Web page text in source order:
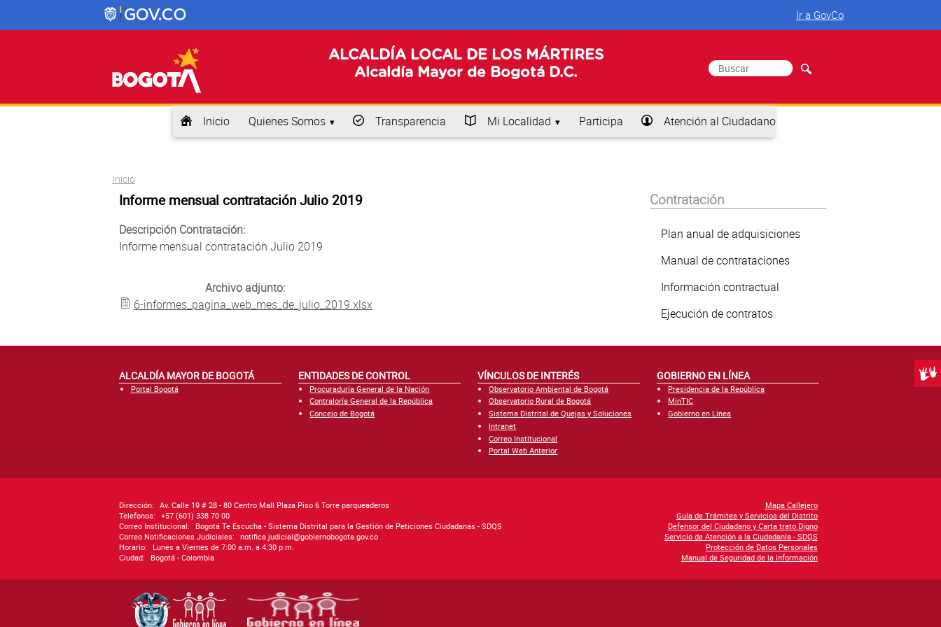
Ir a GovCo
ALCALDÍA LOCAL DE LOS MÁRTIRES
Alcaldía Mayor de Bogotá D.C.
Formulario de búsqueda
Buscar
Inicio Quienes Somos Transparencia Mi Localidad Participa Atención al Ciudadano
Usted está aquí
Inicio
Informe mensual contratación Julio 2019
Descripción Contratación:
Informe mensual contratación Julio 2019
Archivo adjunto:
6-informes_pagina_web_mes_de_julio_2019.xlsx
Contratación
Plan anual de adquisiciones
Manual de contrataciones
Información contractual
Ejecución de contratos
ALCALDÍA MAYOR DE BOGOTÁ
Portal Bogotá
ENTIDADES DE CONTROL
Procuraduría General de la Nación
Contraloría General de la República
Concejo de Bogotá
VÍNCULOS DE INTERÉS
Observatorio Ambiental de Bogotá
Observatorio Rural de Bogotá
Sistema Distrital de Quejas y Soluciones
Intranet
Correo Institucional
Portal Web Anterior
GOBIERNO EN LÍNEA
Presidencia de la República
MinTIC
Gobierno en Línea
Dirección: Av. Calle 19 # 28 - 80 Centro Mall Plaza Piso 6 Torre parqueaderos
Telefonos: +57 (601) 338 70 00
Correo Institucional:
Bogotá Te Escucha - Sistema Distrital para la Gestión de Peticiones Ciudadanas - SDQS
Correo Notificaciones Judiciales: notifica.judicial@gobiernobogota.gov.co
Horario:
Lunes a Viernes de 7:00 a.m. a 4:30 p.m.
Ciudad:
Bogotá - Colombia
Mapa Callejero
Guía de Trámites y Servicios del Distrito
Defensor del Ciudadano y Carta trato Digno
Servicio de Atención a la Ciudadanía - SDQS
Protección de Datos Personales
Manual de Seguridad de la Información